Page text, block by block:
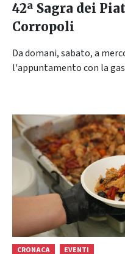
42ª Sagra dei
Corropoli
Da domani, sabato, a
l'appuntamento con la
CRONACA EVENTI